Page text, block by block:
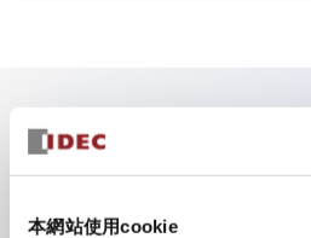
本網站使用cookie
主要特點
具備保護結構IP40及IP65（